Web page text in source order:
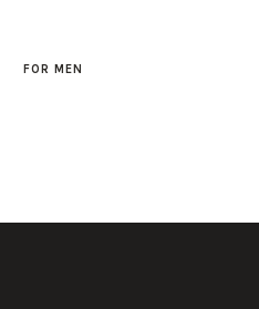
FOR MEN